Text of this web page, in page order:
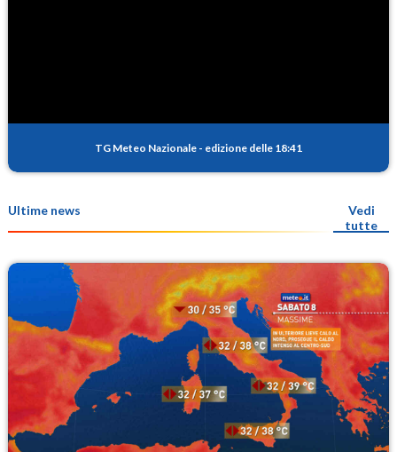
TG Meteo Nazionale - edizione delle 18:41
Ultime news
Vedi
tutte